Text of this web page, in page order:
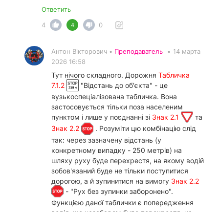
Ответить
4
4 0
Антон Вікторович • Преподаватель • 14 марта
2026 16:58
Тут нічого складного. Дорожня Табличка
7.1.2
"Відстань до об'єкта" - це
вузькоспеціалізована табличка. Вона
застосовується тільки поза населеним
пунктом і лише у поєднанні зі Знак 2.1
та
Знак 2.2
. Розуміти цю комбінацію слід
так: через зазначену відстань (у
конкретному випадку - 250 метрів) на
шляху руху буде перехрестя, на якому водій
зобов'язаний буде не тільки поступитися
дорогою, а й зупинитися на вимогу Знак 2.2
- "Рух без зупинки заборонено".
Функцією даної таблички є попередження